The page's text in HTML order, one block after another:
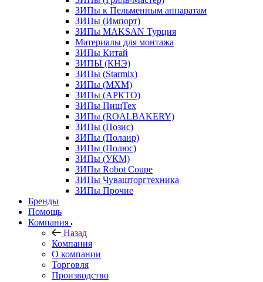
ЗИПы к Пельменным аппаратам
ЗИПы (Импорт)
ЗИПы MAKSAN Турция
Материалы для монтажа
ЗИПы Китай
ЗИПЫ (КНЭ)
ЗИПы (Starmix)
ЗИПы (МХМ)
ЗИПы (АРКТО)
ЗИПы ПищТех
ЗИПы (ROALBAKERY)
ЗИПы (Позис)
ЗИПы (Полаир)
ЗИПы (Полюс)
ЗИПы (УКМ)
ЗИПы Robot Coupe
ЗИПы Чувашторгтехника
ЗИПы Прочие
Бренды
Помощь
Компания
Назад
Компания
О компании
Торговля
Производство